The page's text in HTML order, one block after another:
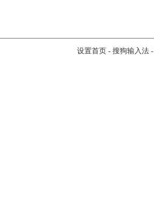
设置首页- 搜狗输入法-